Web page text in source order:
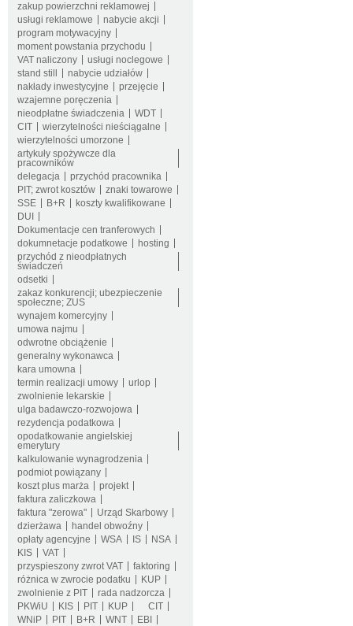
zakup powierzchni reklamowej
usługi reklamowe
nabycie akcji
program motywacyjny
moment powstania przychodu
VAT naliczony
usługi noclegowe
stand still
nabycie udziałów
nakłady inwestycyjne
przejęcie
wzajemne poręczenia
nieodpłatne świadczenia
WDT
CIT
wierzytelności nieściągalne
wierzytelności umorzone
artykuły spożywcze dla
pracowników
delegacja
przychód pracownika
PIT; zwrot kosztów
znaki towarowe
SSE
B+R
koszty kwalifikowane
DUI
Dokumentacje cen tranferowych
dokumnetacje podatkowe
hosting
przychód z nieodpłatnych
świadczeń
odsetki
zakaz konkurencji; ubezpieczenie
społeczne; ZUS
wynajem komercyjny
umowa najmu
odwrotne obciążenie
generalny wykonawca
kara umowna
termin realizacji umowy
urlop
zwolnienie lekarskie
ulga badawczo-rozwojowa
rezydencja podatkowa
opodatkowanie angielskiej
emerytury
kalkulowanie wynagrodzenia
podmiot powiązany
koszt plus marża
projekt
faktura zaliczkowa
faktura "zerowa"
Urząd Skarbowy
dzierżawa
handel obwoźny
opłaty agencyjne
WSA IS
NSA
KIS
VAT
przyspieszony zwrot VAT
faktoring
różnica w zwrocie podatku
KUP
zwolnienie z PIT
rada nadzorcza
PKWiU
KIS PIT KUP
CIT
WNiP
PIT B+R WNT
EBI